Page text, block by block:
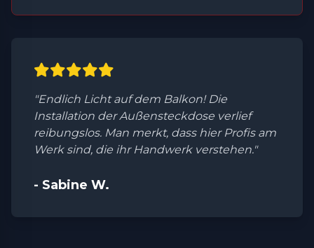
"Endlich Licht auf dem Balkon! Die
Installation der Außensteckdose verlief
reibungslos. Man merkt, dass hier Profis am
Werk sind, die ihr Handwerk verstehen."
- Sabine W.